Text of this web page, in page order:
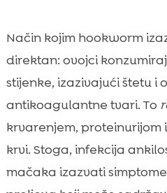
Način kojim hookworm
direktan: ovojci
stijenke, izazivajući štetu i
antikoagulantne tvari. To
krvarenjem, proteinurijom
krvi. Stoga, infekcija
mačaka izazvati